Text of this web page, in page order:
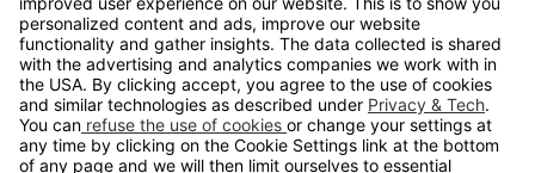
67 80 56 20
Åpningstid
Hverdager 08:00-16:00